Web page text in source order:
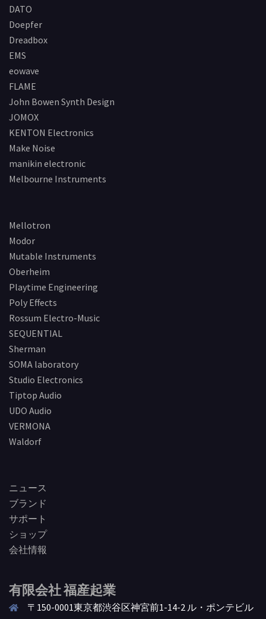
DATO
Doepfer
Dreadbox
EMS
eowave
FLAME
John Bowen Synth Design
JOMOX
KENTON Electronics
Make Noise
manikin electronic
Melbourne Instruments
Mellotron
Modor
Mutable Instruments
Oberheim
Playtime Engineering
Poly Effects
Rossum Electro-Music
SEQUENTIAL
Sherman
SOMA laboratory
Studio Electronics
Tiptop Audio
UDO Audio
VERMONA
Waldorf
ニュース
ブランド
サポート
ショップ
会社情報
有限会社 福産起業
〒150-0001東京都渋谷区神宮前1-14-2 ル・ポンテビル